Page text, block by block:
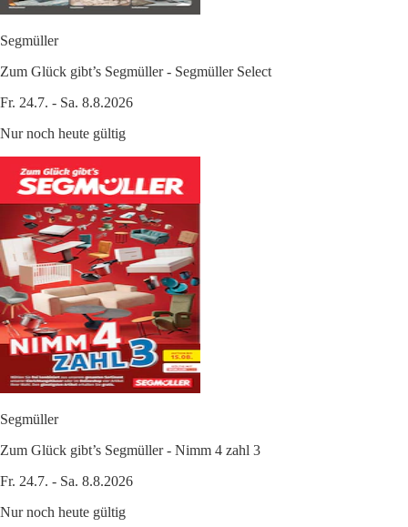
Segmüller
Zum Glück gibt’s Segmüller - Segmüller Select
Fr. 24.7. - Sa. 8.8.2026
Nur noch heute gültig
Segmüller
Zum Glück gibt’s Segmüller - Nimm 4 zahl 3
Fr. 24.7. - Sa. 8.8.2026
Nur noch heute gültig